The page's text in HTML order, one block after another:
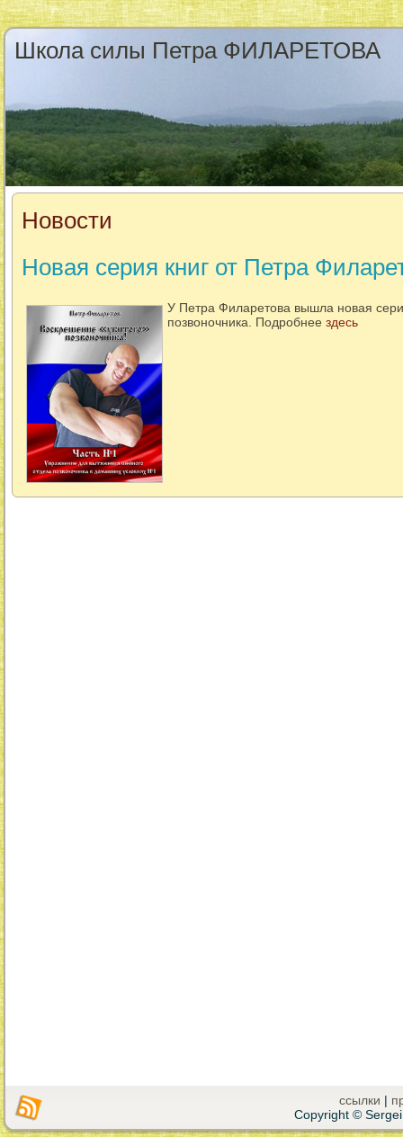
Школа силы Петра ФИЛАРЕТОВА
Новости
Новая серия книг от Петра
У Петра Филаретова вышла новая
позвоночника. Подробнее здесь
ссылки |
Copyright ©